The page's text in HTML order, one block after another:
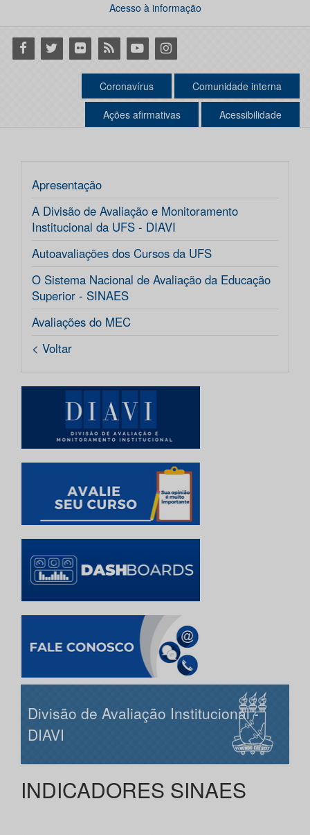
Acesso à informação
Facebook
Twitter Flickr RSS YoutubeInstagram
Coronavírus Comunidade interna
Ações afirmativas Acessibilidade
Apresentação
A Divisão de Avaliação e Monitoramento
Institucional da UFS - DIAVI
Autoavaliações dos Cursos da UFS
O Sistema Nacional de Avaliação da Educação
Superior - SINAES
Avaliações do MEC
< Voltar
Divisão de Avaliação Institucional -
DIAVI
INDICADORES SINAES